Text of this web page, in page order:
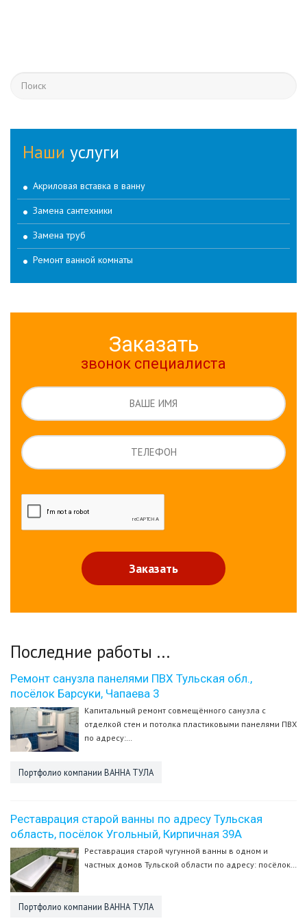
Наши услуги
Акриловая вставка в ванну
Замена сантехники
Замена труб
Ремонт ванной комнаты
Заказать
звонок специалиста
Последние работы ...
Ремонт санузла панелями ПВХ Тульская обл.,
посёлок Барсуки, Чапаева 3
Капитальный ремонт совмещённого санузла с
отделкой стен и потолка пластиковыми панелями ПВХ
по адресу:…
Портфолио компании ВАННА ТУЛА
Реставрация старой ванны по адресу Тульская
область, посёлок Угольный, Кирпичная 39А
Реставрация старой чугунной ванны в одном и
частных домов Тульской области по адресу: посёлок…
Портфолио компании ВАННА ТУЛА